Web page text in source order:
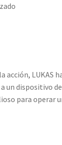
acción, LUKAS
dispositivo
para operar